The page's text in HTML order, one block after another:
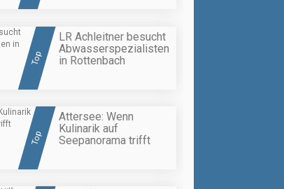
Top
LR Achleitner besucht
Abwasserspezialisten
in Rottenbach
Top
Attersee: Wenn
Kulinarik auf
Seepanorama trifft